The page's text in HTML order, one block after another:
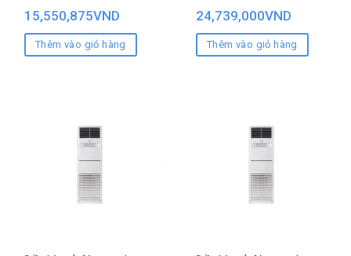
15,550,875VND
Thêm vào giỏ hàng
24,739,000VND
Thêm vào giỏ hàng